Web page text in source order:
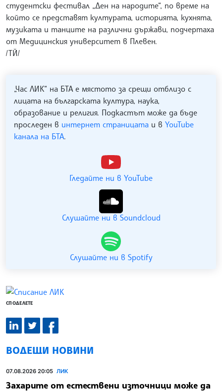
студентски фестивал „Ден на народите“, по време на
който се представят културата, историята, кухнята,
музиката и танците на различни държави, подчертаха
от Медицинския университет в Плевен.
/ТЙ/
„Час ЛИК“ на БТА е мястото за срещи отблизо с
лицата на българската култура, наука,
образование и религия. Подкастът може да бъде
проследен в интернет страницата и в YouTube
канала на БТА.
Гледайте ни в YouTube
Слушайте ни в Soundcloud
Слушайте ни в Spotify
СПОДЕЛЕТЕ
ВОДЕЩИ НОВИНИ
07.08.2026 20:05 ЛИК
Захарите от естествени източници може да